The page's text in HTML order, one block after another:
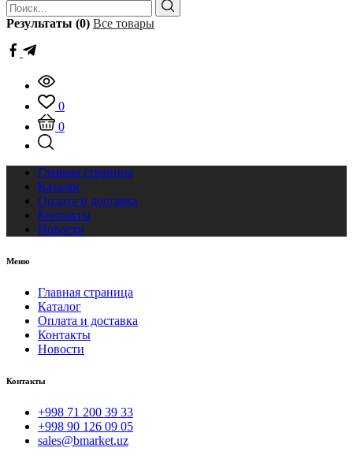
Результаты (0) Все товары
0
0
Главная страница
Каталог
Оплата и доставка
Контакты
Новости
Меню
Главная страница
Каталог
Оплата и доставка
Контакты
Новости
Контакты
+998 71 200 39 33
+998 90 126 09 05
sales@bmarket.uz